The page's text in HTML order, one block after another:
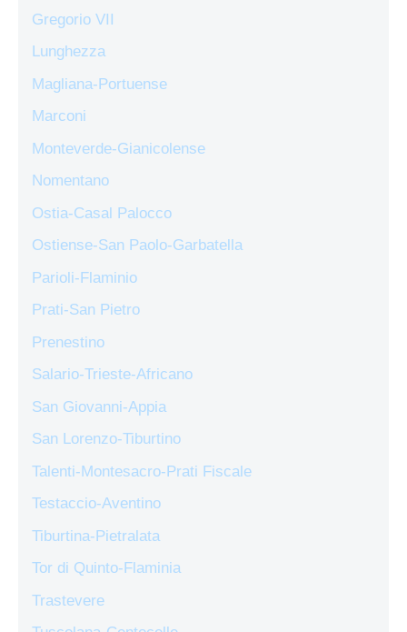
Gregorio VII
Lunghezza
Magliana-Portuense
Marconi
Monteverde-Gianicolense
Nomentano
Ostia-Casal Palocco
Ostiense-San Paolo-Garbatella
Parioli-Flaminio
Prati-San Pietro
Prenestino
Salario-Trieste-Africano
San Giovanni-Appia
San Lorenzo-Tiburtino
Talenti-Montesacro-Prati Fiscale
Testaccio-Aventino
Tiburtina-Pietralata
Tor di Quinto-Flaminia
Trastevere